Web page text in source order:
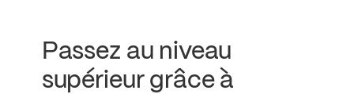
Passez au niveau
supérieur grâce à